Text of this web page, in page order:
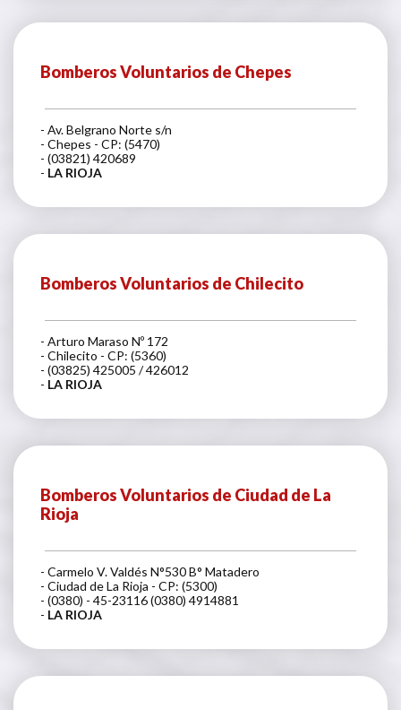
Bomberos Voluntarios de Chepes
- Av. Belgrano Norte s/n
- Chepes - CP: (5470)
- (03821) 420689
- LA RIOJA
Bomberos Voluntarios de Chilecito
- Arturo Maraso Nº 172
- Chilecito - CP: (5360)
- (03825) 425005 / 426012
- LA RIOJA
Bomberos Voluntarios de Ciudad de La
Rioja
- Carmelo V. Valdés N°530 B° Matadero
- Ciudad de La Rioja - CP: (5300)
- (0380) - 45-23116 (0380) 4914881
- LA RIOJA